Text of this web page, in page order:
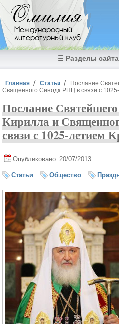
Перейти к основному содержанию
Омилия
Международный
литературный клуб
☰ Разделы сайта
Вы здесь
Главная Статьи
Послание
Священного Синода РПЦ в связи с
Послание
Кирилла и
связи с 1025-летием
Опубликовано: 20/07/2013
Статьи Общество